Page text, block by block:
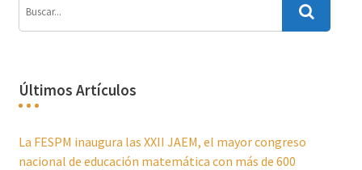
Últimos Artículos
La FESPM inaugura las XXII JAEM, el mayor congreso
nacional de educación matemática con más de 600